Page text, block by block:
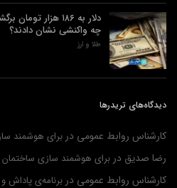
دلار به ۱۸۶ هزار
چه واکنشی نشان دادند؟
طلا و ارز
دیدگاه‌های تریدرها
کارشناس روابط عمومی در برای هوشمند
رضا صدیق در برای هوشمند سازی ساختمان
کارشناس روابط عمومی در برنامه‌ی